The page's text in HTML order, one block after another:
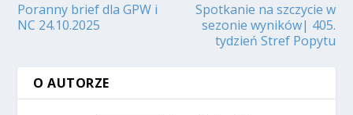
Poranny brief dla GPW i
NC 24.10.2025
Spotkanie na szczycie w
sezonie wyników| 405.
tydzień Stref Popytu
O AUTORZE